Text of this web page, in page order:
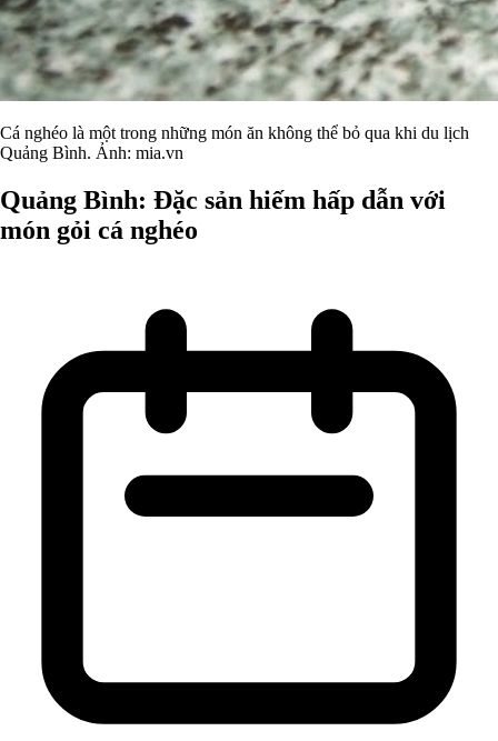
Cá nghéo là một trong những món ăn không thể bỏ qua khi du lịch
Quảng Bình. Ảnh: mia.vn
Quảng Bình: Đặc sản hiếm hấp dẫn với
món gỏi cá nghéo